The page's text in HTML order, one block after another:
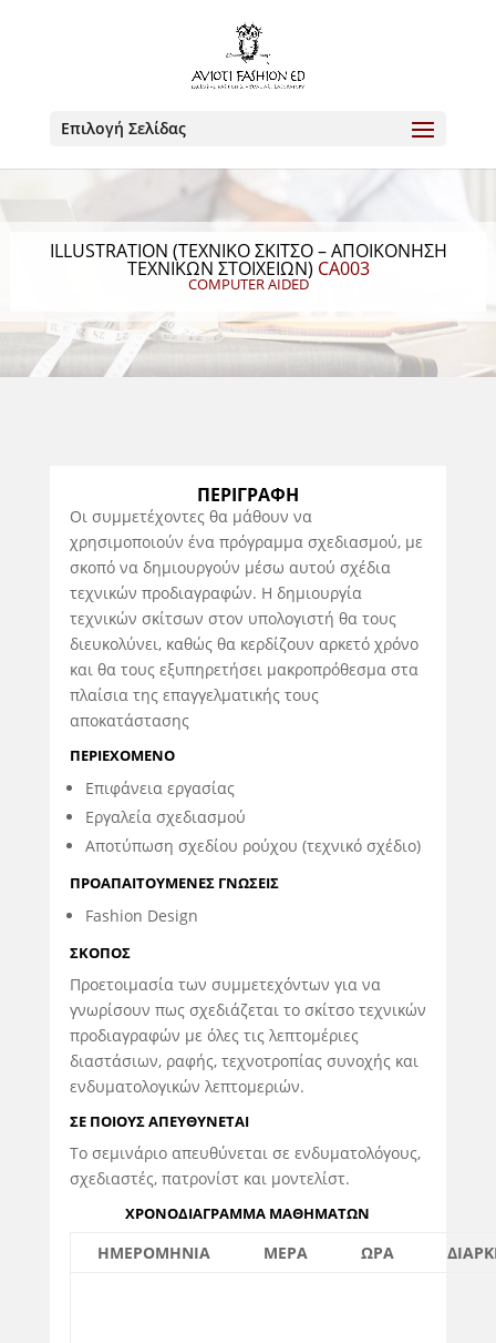
Επιλογή Σελίδας
ILLUSTRATION (ΤΕΧΝΙΚΌ ΣΚΊΤΣΟ – ΑΠΟΙΚΌΝΗΣΗ
ΤΕΧΝΙΚΏΝ ΣΤΟΙΧΕΊΩΝ) CA003
COMPUTER AIDED
ΠΕΡΙΓΡΑΦΗ
Οι συμμετέχοντες θα μάθουν να
χρησιμοποιούν ένα πρόγραμμα σχεδιασμού, με
σκοπό να δημιουργούν μέσω αυτού σχέδια
τεχνικών προδιαγραφών. Η δημιουργία
τεχνικών σκίτσων στον υπολογιστή θα τους
διευκολύνει, καθώς θα κερδίζουν αρκετό χρόνο
και θα τους εξυπηρετήσει μακροπρόθεσμα στα
πλαίσια της επαγγελματικής τους
αποκατάστασης
ΠΕΡΙΕΧΟΜΕΝΟ
Επιφάνεια εργασίας
Εργαλεία σχεδιασμού
Αποτύπωση σχεδίου ρούχου (τεχνικό σχέδιο)
ΠΡΟΑΠΑΙΤΟΥΜΕΝΕΣ ΓΝΩΣΕΙΣ
Fashion Design
ΣΚΟΠΟΣ
Προετοιμασία των συμμετεχόντων για να
γνωρίσουν πως σχεδιάζεται το σκίτσο τεχνικών
προδιαγραφών με όλες τις λεπτομέριες
διαστάσιων, ραφής, τεχνοτροπίας συνοχής και
ενδυματολογικών λεπτομεριών.
ΣΕ ΠΟΙΟΥΣ ΑΠΕΥΘΥΝΕΤΑΙ
Το σεμινάριο απευθύνεται σε ενδυματολόγους,
σχεδιαστές, πατρονίστ και μοντελίστ.
ΧΡΟΝΟΔΙΑΓΡΑΜΜΑ ΜΑΘΗΜΑΤΩΝ
ΗΜΕΡΟΜΗΝΙΑ ΜΕΡΑ ΩΡΑ